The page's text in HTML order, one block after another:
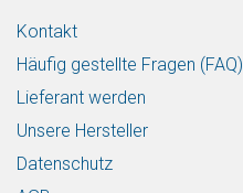
Kontakt
Häufig gestellte Fragen (FAQ)
Lieferant werden
Unsere Hersteller
Datenschutz